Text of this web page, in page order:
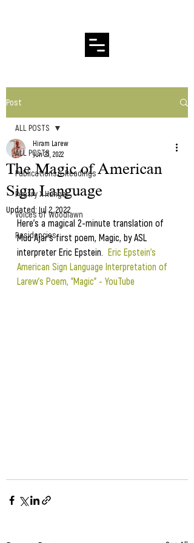
Post
ALL POSTS
Publications + Readings
Poetry X Hunger
Voices of Woodlawn
Residencies
ALL POSTS
The Magic of American
Sign Language
Hiram Larew
Jun 23, 2022
Updated: Jul 2, 2022
Here's a magical 2-minute translation of
Mud Ajar's first poem, Magic, by ASL
interpreter Eric Epstein. Eric Epstein's
American Sign Language Interpretation of
Larew's Poem, "Magic" - YouTube